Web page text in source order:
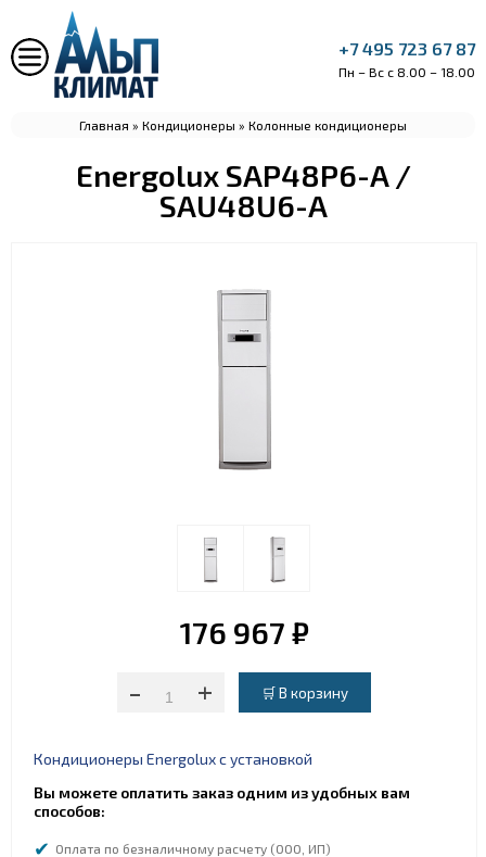
+7 495 723 67 87
Пн – Вс с 8.00 – 18.00
Главная » Кондиционеры » Колонные кондиционеры
Energolux SAP48P6-A /
SAU48U6-A
176 967 ₽
-
+
Кондиционеры Energolux с установкой
Вы можете оплатить заказ одним из удобных вам
способов:
Оплата по безналичному расчету (ООО, ИП)